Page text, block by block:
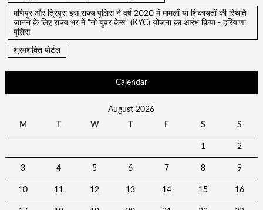
मणिपुर और त्रिपुरा इस राज्य पुलिस ने वर्ष 2020 में मामलों या शिकायतों की स्थिति
जानने के लिए राज्य भर में "नो युवर केस" (KYC) योजना का आरंभ किया - हरियाणा
पुलिस
श्रमशक्ति पोर्टल
Calendar
August 2026
M
T W T F S S
1 2
3 4 5 6 7 8 9
10 11 12 13 14 15 16